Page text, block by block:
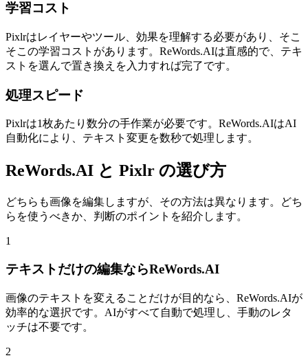
学習コスト
Pixlrはレイヤーやツール、効果を理解する必要があり、そこ
そこの学習コストがあります。ReWords.AIは直感的で、テキ
ストを選んで置き換えを入力すれば完了です。
処理スピード
Pixlrは1枚あたり数分の手作業が必要です。ReWords.AIはAI
自動化により、テキスト変更を数秒で処理します。
ReWords.AI と Pixlr の選び方
どちらも画像を編集しますが、その方法は異なります。どち
らを使うべきか、判断のポイントを紹介します。
1
テキストだけの編集ならReWords.AI
画像のテキストを変えることだけが目的なら、ReWords.AIが
効率的な選択です。AIがすべて自動で処理し、手動のレタ
ッチは不要です。
2